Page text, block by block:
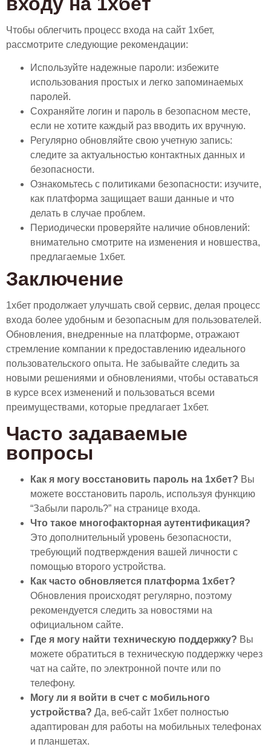
Чтобы облегчить процесс входа на сайт 1хбет,
рассмотрите следующие рекомендации:
Используйте надежные пароли: избежите
использования простых и легко запоминаемых
паролей.
Сохраняйте логин и пароль в безопасном месте,
если не хотите каждый раз вводить их вручную.
Регулярно обновляйте свою учетную запись:
следите за актуальностью контактных данных и
безопасности.
Ознакомьтесь с политиками безопасности: изучите,
как платформа защищает ваши данные и что
делать в случае проблем.
Периодически проверяйте наличие обновлений:
внимательно смотрите на изменения и новшества,
предлагаемые 1хбет.
Заключение
1хбет продолжает улучшать свой сервис, делая процесс
входа более удобным и безопасным для пользователей.
Обновления, внедренные на платформе, отражают
стремление компании к предоставлению идеального
пользовательского опыта. Не забывайте следить за
новыми решениями и обновлениями, чтобы оставаться
в курсе всех изменений и пользоваться всеми
преимуществами, которые предлагает 1хбет.
Часто задаваемые
вопросы
Как я могу восстановить пароль на 1хбет? Вы
можете восстановить пароль, используя функцию
“Забыли пароль?” на странице входа.
Что такое многофакторная аутентификация?
Это дополнительный уровень безопасности,
требующий подтверждения вашей личности с
помощью второго устройства.
Как часто обновляется платформа 1хбет?
Обновления происходят регулярно, поэтому
рекомендуется следить за новостями на
официальном сайте.
Где я могу найти техническую поддержку? Вы
можете обратиться в техническую поддержку через
чат на сайте, по электронной почте или по
телефону.
Могу ли я войти в счет с мобильного
устройства? Да, веб-сайт 1хбет полностью
адаптирован для работы на мобильных телефонах
и планшетах.